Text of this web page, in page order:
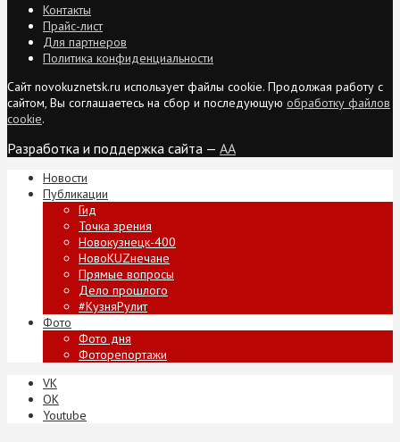
Контакты
Прайс-лист
Для партнеров
Политика конфиденциальности
Сайт novokuznetsk.ru использует файлы cookie. Продолжая работу с
сайтом, Вы соглашаетесь на сбор и последующую обработку файлов
cookie.
Разработка и поддержка сайта — AA
Новости
Публикации
Гид
Точка зрения
Новокузнецк-400
НовоKUZнечане
Прямые вопросы
Дело прошлого
#КузняРулит
Фото
Фото дня
Фоторепортажи
VK
ОК
Youtube